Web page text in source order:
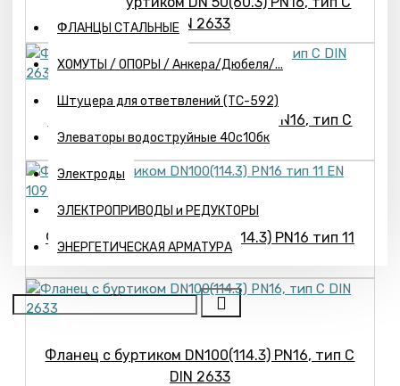
ФЛАНЦЫ СТАЛЬНЫЕ
ХОМУТЫ / ОПОРЫ / Анкера/Дюбеля/...
Штуцера для ответвлений (ТС-592)
Элеваторы водоструйные 40с10бк
Электроды
ЭЛЕКТРОПРИВОДЫ и РЕДУКТОРЫ
ЭНЕРГЕТИЧЕСКАЯ АРМАТУРА
DIN 2633
Фланец с буртиком DN 80(88.9) PN16, тип С
DIN 2633
Фланец с буртиком DN100(114.3) PN16 тип 11
EN 1092-1
Фланец с буртиком DN100(114.3) PN16, тип С
DIN 2633